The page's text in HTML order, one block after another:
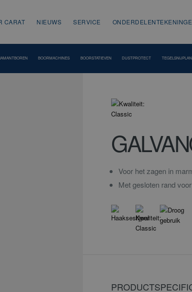
CARAT NIEUWS SERVICE
BOORMACHINES BOORSTATIEVEN DUSTPROTECT
Voor het zagen in
Met gesloten rand